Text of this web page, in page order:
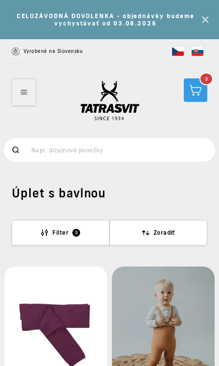
Nakúp 7 a viac produktov a získaj 15% zľavu na
všetky nezľavnené produkty s kupónom: LETO15
Vyrobené na Slovensku
0
Úplet s bavlnou
Filter 0 Zoradiť